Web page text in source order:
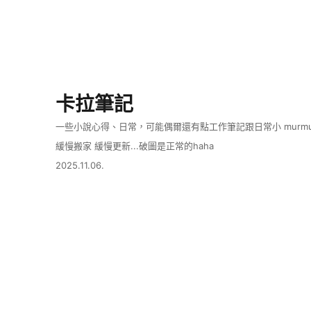
卡拉筆記
一些小說心得、日常，可能偶爾還有點工作筆記跟日常小
緩慢搬家 緩慢更新...破圖是正常的haha
2025.11.06.